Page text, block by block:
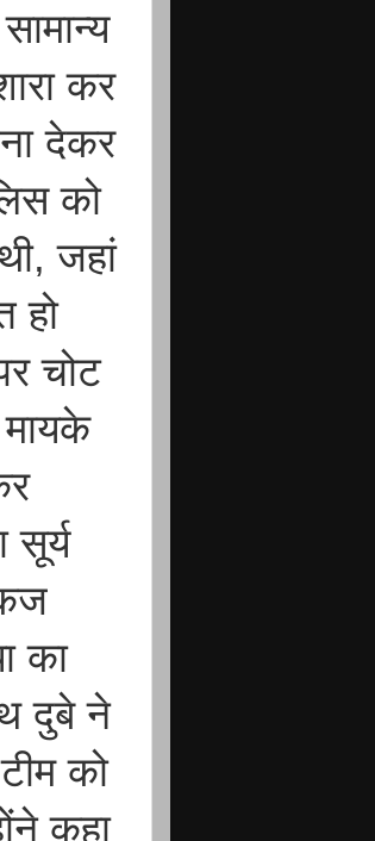
कर
देकर
को
जहां
हो
चोट
सूर्य
का
दुबे ने
को
कहा